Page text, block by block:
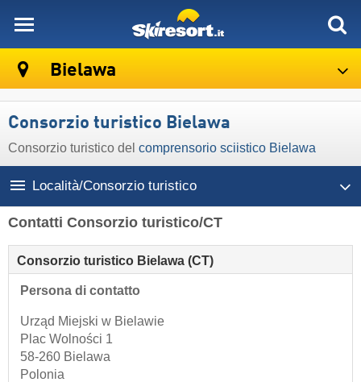
Bielawa
Consorzio turistico Bielawa
Consorzio turistico del comprensorio sciistico Bielawa
Località/Consorzio turistico
Contatti Consorzio turistico/CT
Consorzio turistico Bielawa (CT)
Persona di contatto
Urząd Miejski w Bielawie
Plac Wolności 1
58-260 Bielawa
Polonia